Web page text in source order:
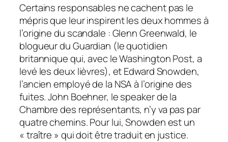
Certains responsables ne cachent pas le
mépris que leur inspirent les deux hommes à
l’origine du scandale : Glenn Greenwald, le
blogueur du Guardian (le quotidien
britannique qui, avec le Washington Post, a
levé les deux lièvres), et Edward Snowden,
l’ancien employé de la NSA à l’origine des
fuites. John Boehner, le speaker de la
Chambre des représentants, n’y va pas par
quatre chemins. Pour lui, Snowden est un
« traître » qui doit être traduit en justice.